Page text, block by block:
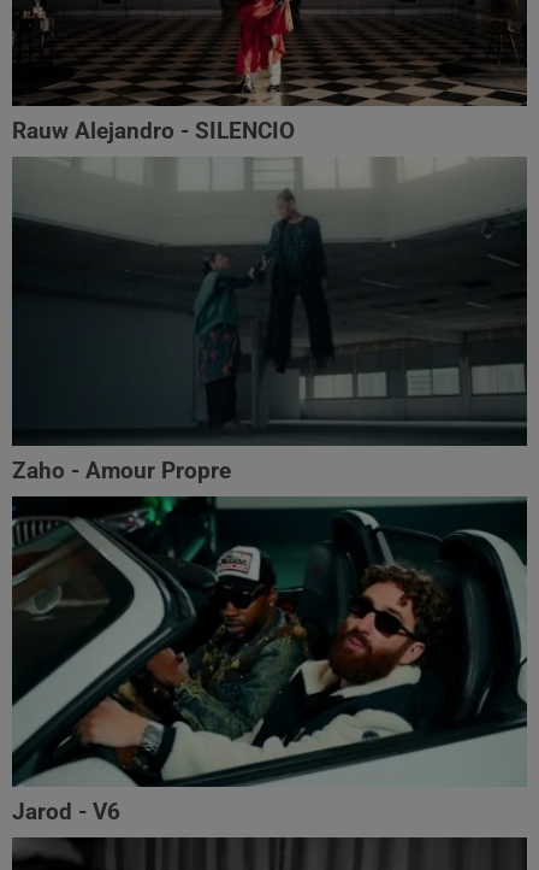
Rauw Alejandro - SILENCIO
Zaho - Amour Propre
Jarod - V6